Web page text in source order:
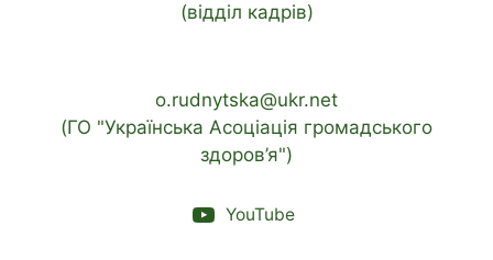
(відділ кадрів)
o.rudnytska@ukr.net
(ГО "Українська Асоціація громадського
здоров’я")
YouTube